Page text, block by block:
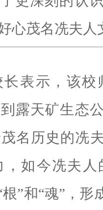
心茂名冼夫
长表示，该
露天矿生态
名历史的冼
，如今冼夫
根”和“魂” ，形